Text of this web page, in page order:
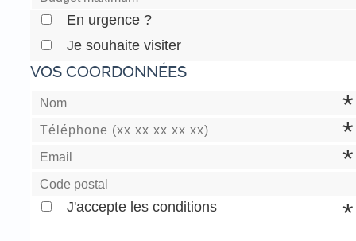
En urgence ?
Je souhaite visiter
VOS COORDONNÉES
J'accepte les conditions